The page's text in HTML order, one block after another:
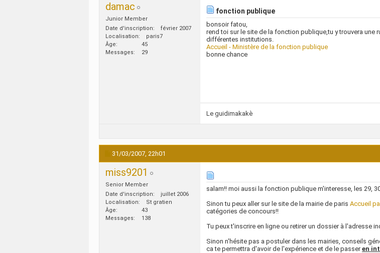
damac
Junior Member
Date d'inscription
février 2007
Localisation
paris7
Âge
45
Messages
29
fonction publique
bonsoir fatou,
rend toi sur le site de la fonction publique,tu y trouvera
différentes institutions.
Accueil - Ministère de la fonction publique
bonne chance
Le guidimakakè
31/03/2007, 22h01
miss9201
Senior Member
Date d'inscription
juillet 2006
Localisation
St gratien
Âge
43
Messages
138
salam!! moi aussi la fonction publique m'interesse, les 29,
Sinon tu peux aller sur le site de la mairie de paris Accueil
catégories de concours!!
Tu peux t'inscrire en ligne ou retirer un dossier à l'adresse
Sinon n'hésite pas a postuler dans les mairies, conseils
ca te permettra d'avoir de l'expérience et de le passeren